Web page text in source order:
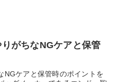
泊数から探す
価格
〜
がちなNGケアと保管
NGケアと保管時のポイントを